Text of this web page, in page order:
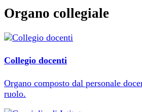
Organo collegiale
Collegio docenti
Organo composto dal personale
ruolo.